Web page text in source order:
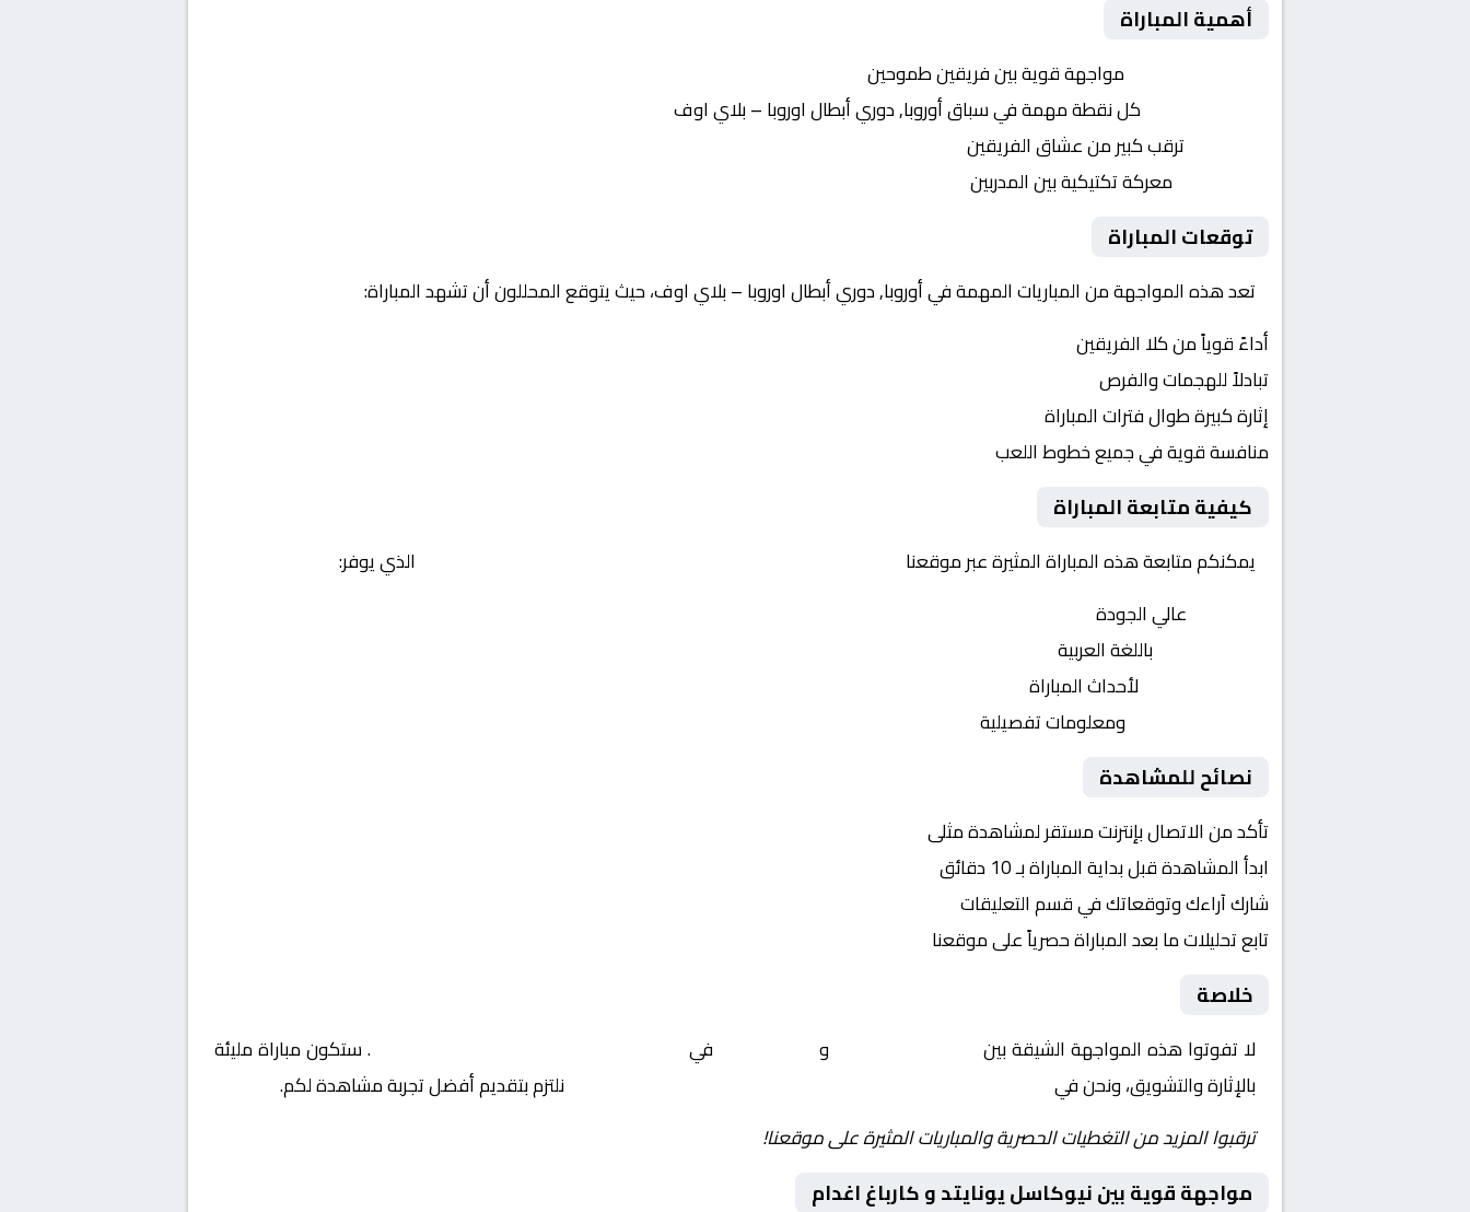
أهمية المباراة
مواجهة قوية بين فريقين طموحين
كل نقطة مهمة في سباق أوروبا, دوري أبطال اوروبا – بلاي اوف
ترقب كبير من عشاق الفريقين
معركة تكتيكية بين المدربين
توقعات المباراة
تعد هذه المواجهة من المباريات المهمة في أوروبا, دوري أبطال اوروبا – بلاي اوف، حيث يتوقع المحللون أن تشهد المباراة:
أداءً قوياً من كلا الفريقين
تبادلاً للهجمات والفرص
إثارة كبيرة طوال فترات المباراة
منافسة قوية في جميع خطوط اللعب
كيفية متابعة المباراة
يمكنكم متابعة هذه المباراة المثيرة عبر موقعنا
الذي يوفر:
عالي الجودة
باللغة العربية
لأحداث المباراة
ومعلومات تفصيلية
نصائح للمشاهدة
تأكد من الاتصال بإنترنت مستقر لمشاهدة مثلى
ابدأ المشاهدة قبل بداية المباراة بـ 10 دقائق
شارك آراءك وتوقعاتك في قسم التعليقات
تابع تحليلات ما بعد المباراة حصرياً على موقعنا
خلاصة
لا تفوتوا هذه المواجهة الشيقة بين و في
. ستكون مباراة مليئة
بالإثارة والتشويق، ونحن في
نلتزم بتقديم أفضل تجربة مشاهدة لكم.
ترقبوا المزيد من التغطيات الحصرية والمباريات المثيرة على موقعنا!
مواجهة قوية بين نيوكاسل يونايتد و كارباغ اغدام